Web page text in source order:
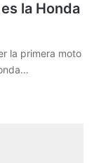
la Honda
la primera moto